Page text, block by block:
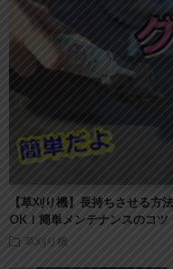
【草刈り機】長持ちさせる方
OK！簡単メンテナンスのコツ
草刈り機